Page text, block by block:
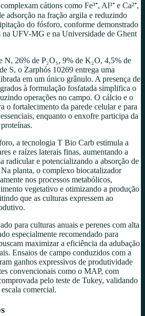
cátions como Fe³⁺, Al³⁺ e Ca²⁺,
adsorção na fração argila e reduzindo
do fósforo, conforme demonstrado
na UFV-MG e na Universidade de Ghent
N, 26% de P₂O₅, 9% de K₂O, 4,5% de
S, o Zarphós 10269 entrega uma
em um único grânulo. A presença de
à formulação fosfatada simplifica o
operações no campo. O cálcio e o
o fortalecimento da parede celular e para
enquanto o enxofre participa da
a tecnologia T Bio Carb estimula a
e raízes laterais finas, aumentando a
radicular e potencializando a absorção de
planta, o complexo biocatalizador
nos processos metabólicos,
vegetativo e otimizando a produção
que as culturas expressem ao
para culturas anuais e perenes com alta
especialmente recomendado para
maximizar a eficiência da adubação
Ensaios de campo conduzidos com a
ganhos expressivos de produtividade
convencionais como o MAP, com
pelo teste de Tukey, validando
comercial.